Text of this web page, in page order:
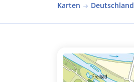
Karten Deutschland